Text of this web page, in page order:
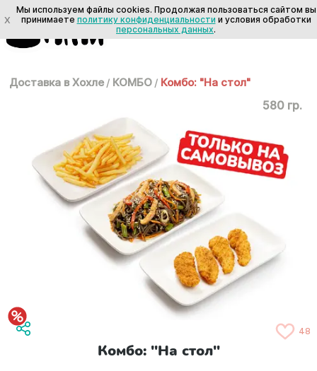
Доставка в Хохле / КОМБО / Комбо: "На стол"
580 гр.
48
Комбо: "На стол"
X
Мы используем файлы cookies. Продолжая пользоваться сайтом вы
принимаете политику конфиденциальности и условия обработки
персональных данных.